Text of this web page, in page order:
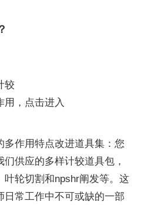
较
用，点击进入
作用特点改进道具集：您
供应的多样计较道具包，
叶轮切割和npshr阐发等。这
常工作中不可或缺的一部